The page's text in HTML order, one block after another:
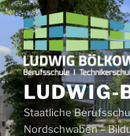
Zum
Inhalt
springen
LUDWIG-
Staatliche
Nordschwaben –